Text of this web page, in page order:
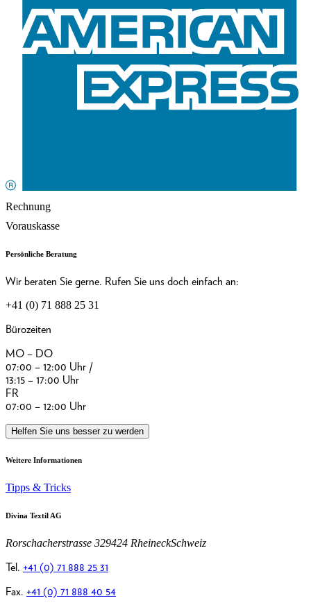
Rechnung
Vorauskasse
Persönliche Beratung
Wir beraten Sie gerne. Rufen Sie uns doch einfach an:
+41 (0) 71 888 25 31
Bürozeiten
MO – DO
07:00 – 12:00 Uhr /
13:15 – 17:00 Uhr
FR
07:00 – 12:00 Uhr
Helfen Sie uns besser zu werden
Weitere Informationen
Tipps & Tricks
Divina Textil AG
Rorschacherstrasse 329424 RheineckSchweiz
Tel. +41 (0) 71 888 25 31
Fax. +41 (0) 71 888 40 54